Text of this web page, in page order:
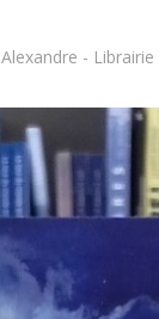
Alexandre -